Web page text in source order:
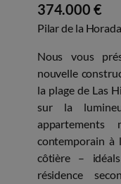
374.000 €
Pilar de la
Nous vous
nouvelle
la plage de Las
sur la
contemporain à
côtière –
résidence